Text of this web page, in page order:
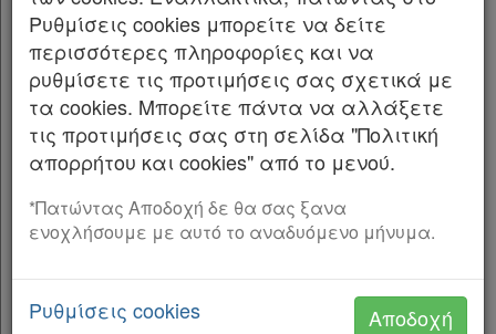
Παρ.6
Άρθρο 5 [-]
Παρ.1
Παρ.2
Παρ.3
Παρ.4
Άρθρο 6
[-]
Παρ.1
Παρ.2
Παρ.5
Άρθρο 1
Σκοπός - Αρμοδιότητες -Διάρθρωση
υπηρεσιών
. Το Υπουργείο Ναυτιλίας και Αιγαίου, το
οποίο ιδρύθηκε με το π.δ. 85/2012 (Α` 141), όπως
ισχύει, έχει τις γενικές αρμοδιότητες και τη
διάρθρωση των παραγράφων 2, 3 και 4 του
παρόντος.
. Αρμοδιότητες:
Ρυθμίσεις cookies μπορείτε να δείτε
περισσότερες πληροφορίες και να
ρυθμίσετε τις προτιμήσεις σας σχετικά με
τα cookies. Μπορείτε πάντα να αλλάξετε
τις προτιμήσεις σας στη σελίδα "Πολιτική
απορρήτου και cookies" από το μενού.
*Πατώντας Αποδοχή δε θα σας ξανα
ενοχλήσουμε με αυτό το αναδυόμενο μήνυμα.
Ρυθμίσεις cookies Αποδοχή